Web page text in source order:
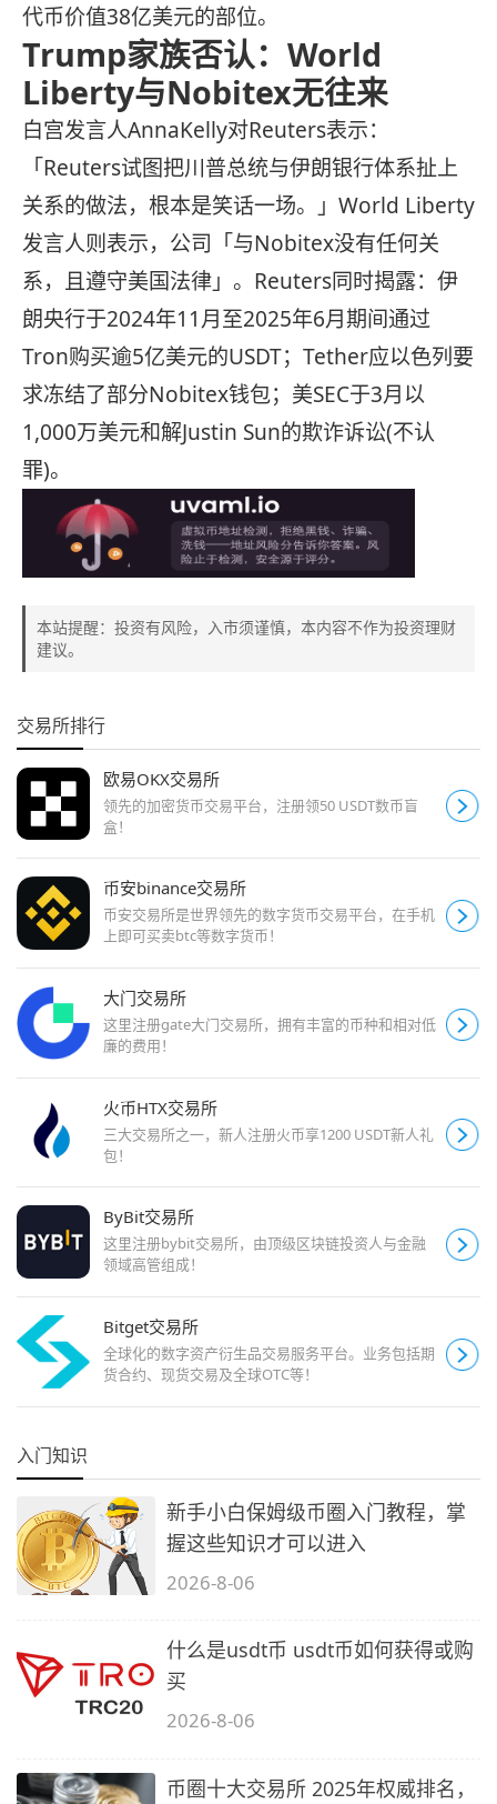
代币价值38亿美元的部位。
Trump家族否认：World
Liberty与Nobitex无往来
白宫发言人AnnaKelly对Reuters表示：
「Reuters试图把川普总统与伊朗银行体系扯上
关系的做法，根本是笑话一场。」World Liberty
发言人则表示，公司「与Nobitex没有任何关
系，且遵守美国法律」。Reuters同时揭露：伊
朗央行于2024年11月至2025年6月期间通过
Tron购买逾5亿美元的USDT；Tether应以色列要
求冻结了部分Nobitex钱包；美SEC于3月以
1,000万美元和解Justin Sun的欺诈诉讼(不认
罪)。
本站提醒：投资有风险，入市须谨慎，本内容不作为投资理财
建议。
交易所排行
欧易OKX交易所
领先的加密货币交易平台，注册领50 USDT数币盲
盒！
币安binance交易所
币安交易所是世界领先的数字货币交易平台，在手机
上即可买卖btc等数字货币！
大门交易所
这里注册gate大门交易所，拥有丰富的币种和相对低
廉的费用！
火币HTX交易所
三大交易所之一，新人注册火币享1200 USDT新人礼
包！
ByBit交易所
这里注册bybit交易所，由顶级区块链投资人与金融
领域高管组成！
Bitget交易所
全球化的数字资产衍生品交易服务平台。业务包括期
货合约、现货交易及全球OTC等！
入门知识
新手小白保姆级币圈入门教程，掌
握这些知识才可以进入
2026-8-06
什么是usdt币 usdt币如何获得或购
买
2026-8-06
币圈十大交易所 2025年权威排名，